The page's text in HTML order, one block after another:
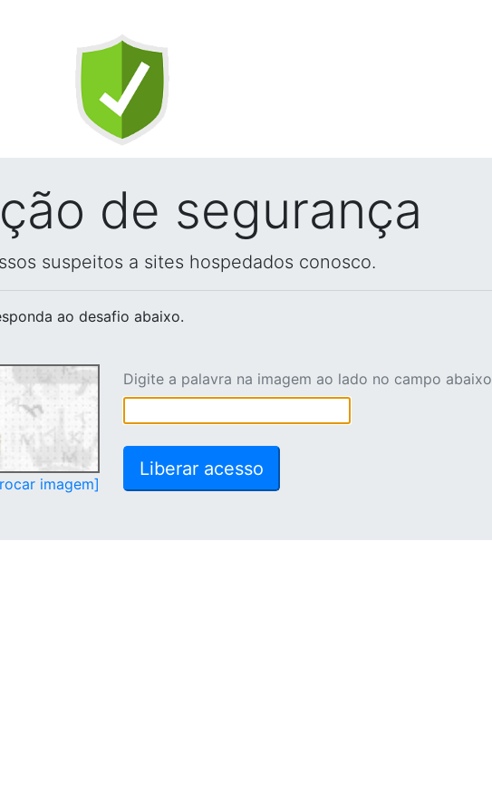
de segurança
suspeitos a sites hospedados conosco.
ao desafio abaixo.
imagem]
Digite a palavra na imagem ao lado no campo abaixo